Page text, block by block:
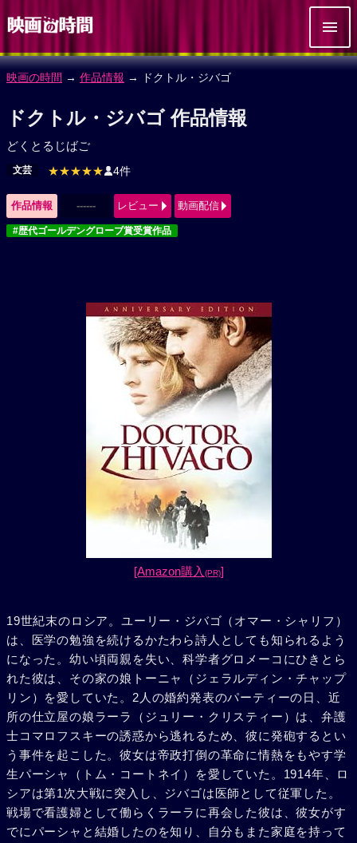
映画の時間 → 作品情報 → ドクトル・ジバゴ
ドクトル・ジバゴ 作品情報
どくとるじばご
文芸 ★★★★★ 4件
作品情報 ------ レビュー 動画配信
#歴代ゴールデングローブ賞受賞作品
[Amazon購入 (PR)]
19世紀末のロシア。ユーリー・ジバゴ（オマー・シャリフ）
は、医学の勉強を続けるかたわら詩人としても知られるよう
になった。幼い頃両親を失い、科学者グロメーコにひきとら
れた彼は、その家の娘トーニャ（ジェラルディン・チャップ
リン）を愛していた。2人の婚約発表のパーティーの日、近
所の仕立屋の娘ラーラ（ジュリー・クリスティー）は、弁護
士コマロフスキーの誘惑から逃れるため、彼に発砲するとい
う事件を起こした。彼女は帝政打倒の革命に情熱をもやす学
生パーシャ（トム・コートネイ）を愛していた。1914年、ロ
シアは第1次大戦に突入し、ジバゴは医師として従軍した。
戦場で看護婦として働らくラーラに再会した彼は、彼女がす
でにパーシャと結婚したのを知り、自分もまた家庭を持って